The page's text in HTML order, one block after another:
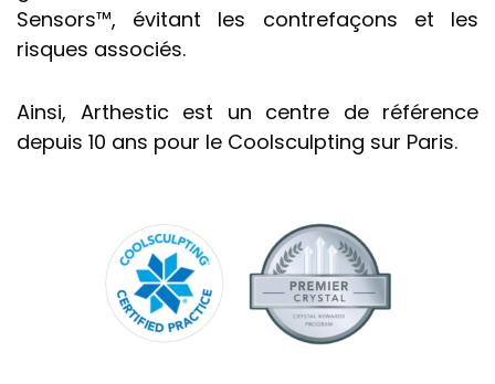
Sensors™, évitant les contrefaçons et les
risques associés.
Ainsi, Arthestic est un centre de référence
depuis 10 ans pour le Coolsculpting sur Paris.